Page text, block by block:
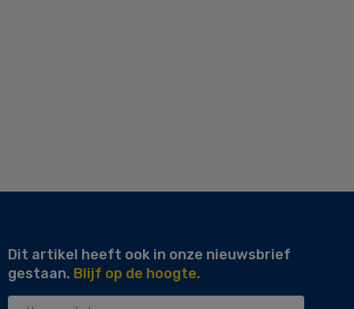
Dit artikel heeft ook in onze nieuwsbrief
gestaan. Blijf op de hoogte.
Uw